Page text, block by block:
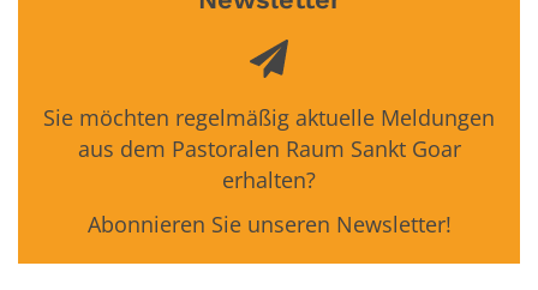
Sie möchten regelmäßig aktuelle Meldungen
aus dem Pastoralen Raum Sankt Goar
erhalten?
Abonnieren Sie unseren Newsletter!